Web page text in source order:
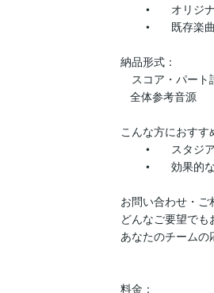
納品形式：
スコア・パート
こんな方におすす
お問い合わせ・ご
どんなご要望でも
あなたのチームの
料金：